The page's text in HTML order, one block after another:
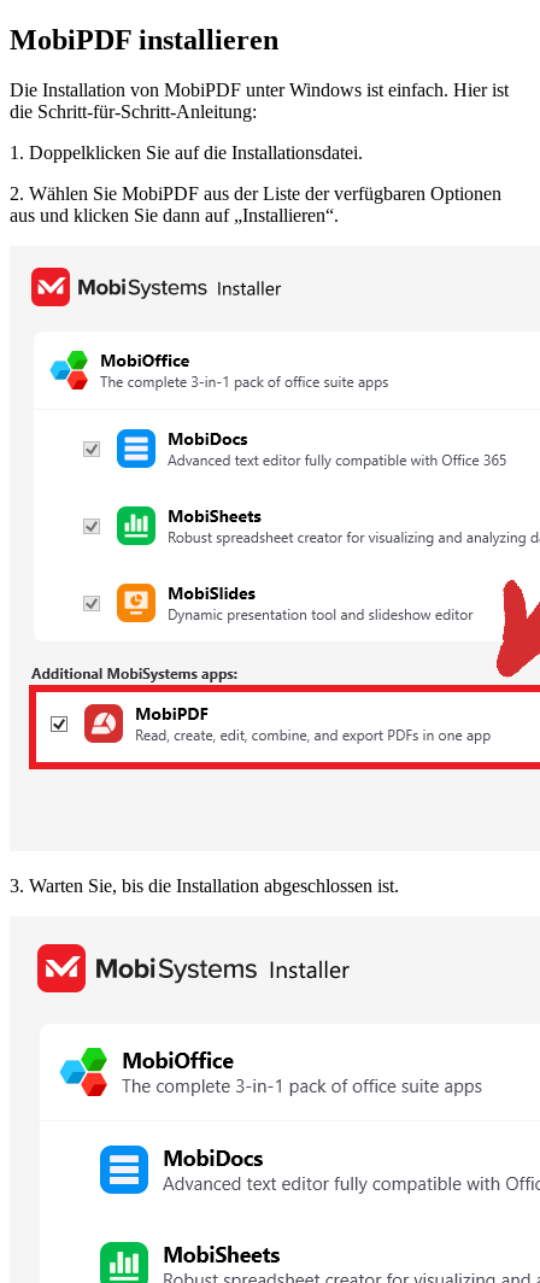
MobiPDF installieren
Die Installation von MobiPDF unter Windows ist einfach. Hier ist
die Schritt-für-Schritt-Anleitung:
1. Doppelklicken Sie auf die Installationsdatei.
2. Wählen Sie MobiPDF aus der Liste der verfügbaren Optionen
aus und klicken Sie dann auf „Installieren“.
3. Warten Sie, bis die Installation abgeschlossen ist.